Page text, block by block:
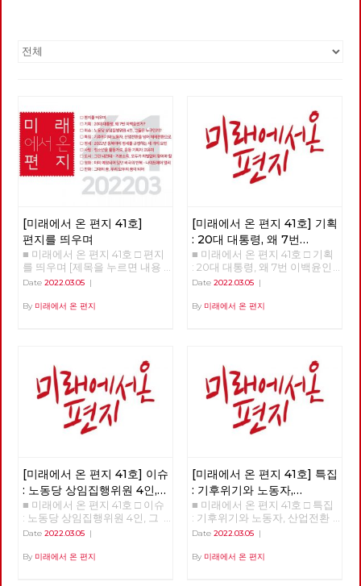
[미래에서 온 편지 41호]
편지를 띄우며
■ 미래에서 온 편지 41호 □ 편지
를 띄우며 [제목을 누르면 내용
을 볼 수 있습니다.] □ 편지를 띄
번 이백윤인가? □ 이슈 : 노동당
로 □ 정세 : 2022년 동북아의 정
세를 규정하는 네 가지 요인 □
사람 : 청소년을 활동가로, 운동
기획자 고유미 □ 도서 : 그건 내
건데 - 기본소득, 모두가 차별없
이 찾아야 할 권리 □ 영화 : 이미
예정되어 있던 비극의 반복 - 나
Date 2022.03.05 |
By 미래에서 온 편지
[미래에서 온 편지 41호] 기획
: 20대 대통령, 왜 7번
이백윤인가? (1)
■ 미래에서 온 편지 41호 □ 기획
: 20대 대통령, 왜 7번 이백윤인
가? >>>>>> 업로드 준비중
Date 2022.03.05|
By 미래에서 온 편지
[미래에서 온 편지 41호] 이슈
: 노동당 상임집행위원 4인,
그들은 누구인가?
■ 미래에서 온 편지 41호 □ 이슈
: 노동당 상임집행위원 4인, 그
들은 누구인가? >>>>>> 업로드
Date 2022.03.05 |
By 미래에서 온 편지
[미래에서 온 편지 41호] 특집
: 기후위기와 노동자,
산업전환을 넘어
체제전환으로
■ 미래에서 온 편지 41호 □ 특집
: 기후위기와 노동자, 산업전환
을 넘어 체제전환으로 >>>>>>
Date 2022.03.05|
By 미래에서 온 편지